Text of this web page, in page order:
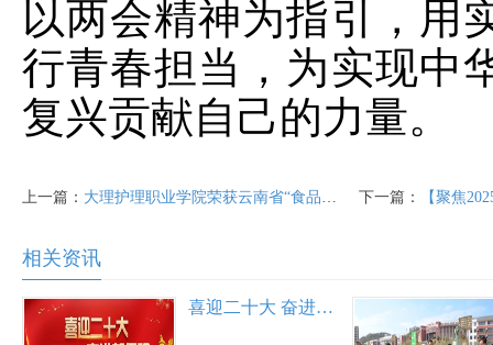
以两会精神为指引，用
行青春担当，为实现中
复兴贡献自己的力量。
上一篇： 大理护理职业学院荣获云南省“食品安全教学实训基地”称号 下一篇： 【聚焦2025年两会2】
相关资讯
喜迎二十大 奋进新征程